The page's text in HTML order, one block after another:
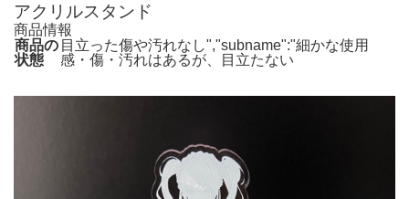
アクリルスタンド
商品情報
商品の
状態
目立った傷や汚れなし","subname":"細かな使用
感・傷・汚れはあるが、目立たない